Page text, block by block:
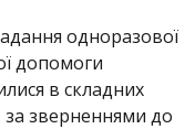
одноразової
допомоги
в складних
зверненнями до